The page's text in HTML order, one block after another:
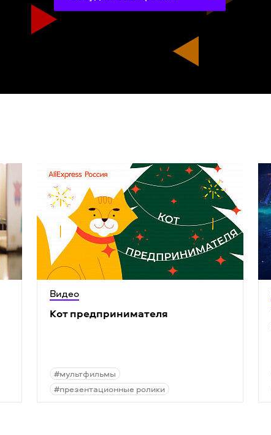
Видео
Кот предпринимателя
#мультфильмы
#презентационные ролики